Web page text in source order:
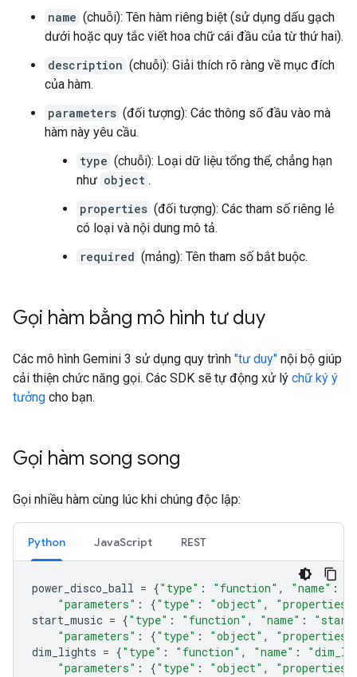
name (chuỗi): Tên hàm riêng biệt (sử dụng dấu gạch
dưới hoặc quy tắc viết hoa chữ cái đầu của từ thứ hai).
description (chuỗi): Giải thích rõ ràng về mục đích
của hàm.
parameters (đối tượng): Các thông số đầu vào mà
hàm này yêu cầu.
type (chuỗi): Loại dữ liệu tổng thể, chẳng hạn
như object .
properties (đối tượng): Các tham số riêng lẻ
có loại và nội dung mô tả.
required (mảng): Tên tham số bắt buộc.
Gọi hàm bằng mô hình tư duy
Các mô hình Gemini 3 sử dụng quy trình "tư duy" nội bộ giúp
cải thiện chức năng gọi. Các SDK sẽ tự động xử lý chữ ký ý
tưởng cho bạn.
Gọi hàm song song
Gọi nhiều hàm cùng lúc khi chúng độc lập:
Python JavaScript REST
power_disco_ball = {"type" : "function" , "name" :
"parameters" : {"type" : "object" , "properties"
start_music = {"type" : "function" , "name" :
"parameters" : {"type" : "object" , "properties"
dim_lights = {"type" : "function" , "name" :
"parameters" : {"type" : "object" , "properties"